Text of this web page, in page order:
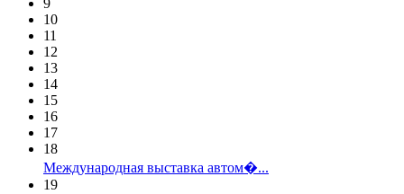
10
11
12
13
14
15
16
17
18
Международная выставка автом�...
19